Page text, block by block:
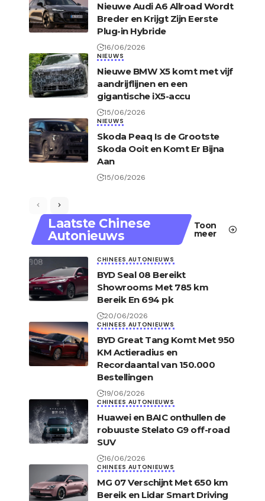
Nieuwe Audi A6 Allroad Wordt
Breder en Krijgt Zijn Eerste
Plug-in Hybride
16/06/2026
NIEUWS
Nieuwe BMW X5 komt met vijf
aandrijflijnen en een
gigantische iX5-accu
15/06/2026
NIEUWS
Skoda Peaq Is de Grootste
Skoda Ooit en Komt Er Bijna
Aan
15/06/2026
Laatste Chinese
Autonieuws
Toon
meer
CHINEES AUTONIEUWS
BYD Seal 08 Bereikt
Showrooms Met 785 km
Bereik En 694 pk
20/06/2026
CHINEES AUTONIEUWS
BYD Great Tang Komt Met 950
KM Actieradius en
Recordaantal van 150.000
Bestellingen
19/06/2026
CHINEES AUTONIEUWS
Huawei en BAIC onthullen de
robuuste Stelato G9 off-road
SUV
16/06/2026
CHINEES AUTONIEUWS
MG 07 Verschijnt Met 650 km
Bereik en Lidar Smart Driving